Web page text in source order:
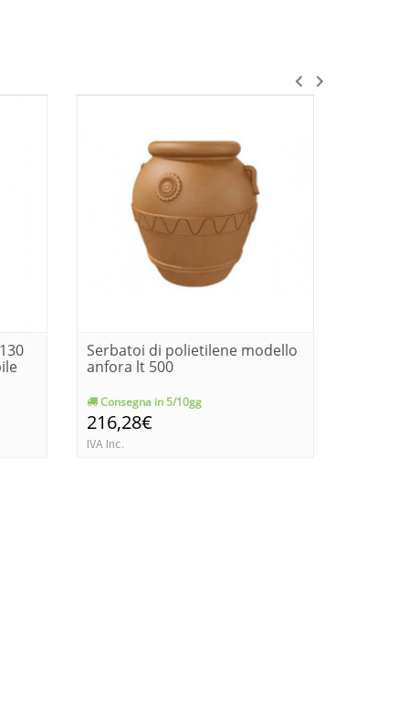
Serbatoi di polietilene modello
anfora lt 500
Consegna in 5/10gg
216,28€
IVA Inc.